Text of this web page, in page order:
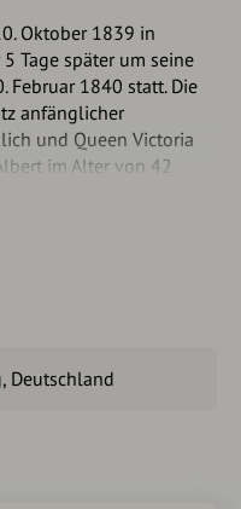
Oktober 1839 in
Tage später um seine
Februar 1840 statt. Die
anfänglicher
und Queen Victoria
im Alter von 42
von Coburg
des Hosenbundordens.
Gebäude für die
und einen
Standbild
Deutschland